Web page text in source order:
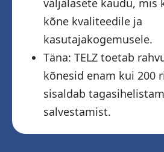
väljalasete kaudu, mis
kõne kvaliteedile ja
kasutajakogemusele.
Täna: TELZ toetab
kõnesid enam kui 200
sisaldab
salvestamist.